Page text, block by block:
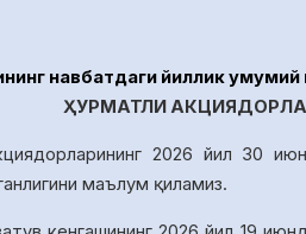
навбатдаги йиллик умумий
ҲУРМАТЛИ
2026 йил 30
маълум қиламиз.